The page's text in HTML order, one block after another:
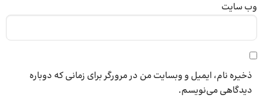
وب‌ سایت
ذخیره نام، ایمیل و وبسایت من در مرورگر برای زمانی که دوباره
دیدگاهی می‌نویسم.